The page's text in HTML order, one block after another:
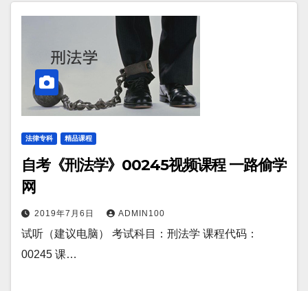
法律专科 精品课程
自考《刑法学》00245视频课程 一路偷学
网
2019年7月6日 ADMIN100
试听（建议电脑） 考试科目：刑法学 课程代码：
00245 课…